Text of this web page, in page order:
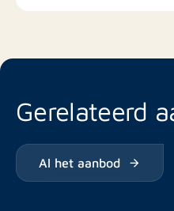
Gerelateerd
Al het aanbod